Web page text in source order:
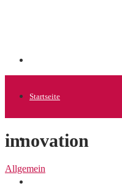
Startseite
Allgemein
innovation
Allgemein